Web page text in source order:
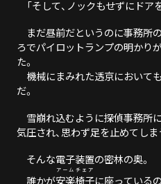
「そして、ノックもせずにドア
まだ昼前だというのに事務所
ろでパイロットランプの明かり
た。
機械にまみれた透京において
だ。
雪崩れ込むように探偵事務所
気圧され、思わず足を止めてしま
そんな電子装置の密林の奥。
誰かが安楽椅子
アームチェア
に座っている